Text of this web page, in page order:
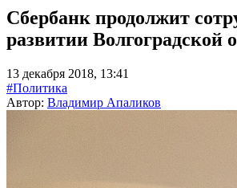
Сбербанк продолжит
развитии Волгоградской
13 декабря 2018, 13:41
#Политика
Автор: Владимир Апаликов